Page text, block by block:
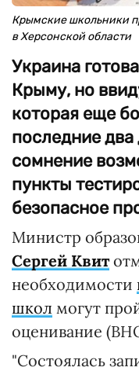
Крымские школьники
в Херсонской области
Украина
Крыму, но
которая еще
последние два
сомнение
пункты
безопасное
Министр
Сергей Квит
необходимости
школ могут
оценивание
"Состоялась